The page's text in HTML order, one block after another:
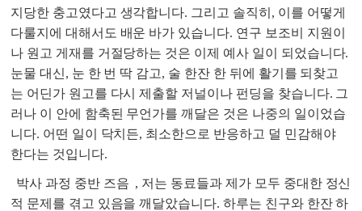
지당한 충고였다고 생각합니다. 그리고 솔직히, 이를 어떻게
다룰지에 대해서도 배운 바가 있습니다. 연구 보조비 지원이
나 원고 게재를 거절당하는 것은 이제 예사 일이 되었습니다.
눈물 대신, 눈 한 번 딱 감고, 술 한잔 한 뒤에 활기를 되찾고
는 어딘가 원고를 다시 제출할 저널이나 펀딩을 찾습니다. 그
러나 이 안에 함축된 무언가를 깨달은 것은 나중의 일이었습
니다. 어떤 일이 닥치든, 최소한으로 반응하고 덜 민감해야
한다는 것입니다.
박사 과정 중반 즈음 , 저는 동료들과 제가 모두 중대한 정신
적 문제를 겪고 있음을 깨달았습니다. 하루는 친구와 한잔 하